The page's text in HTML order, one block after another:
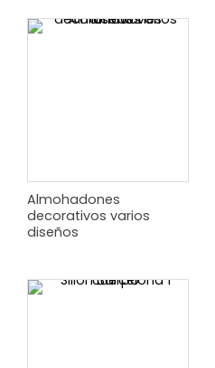
Almohadones
decorativos varios
diseños